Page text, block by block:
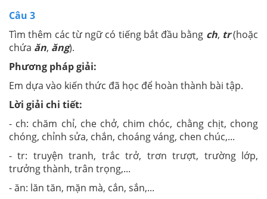
Câu 3
Tìm thêm các từ ngữ có tiếng bắt đầu bằng ch, tr(hoặc
chứa ăn, ăng).
Phương pháp giải:
Em dựa vào kiến thức đã học để hoàn thành bài tập.
Lời giải chi tiết:
- ch: chăm chỉ, che chở, chim chóc, chằng chịt, chong
chóng, chỉnh sửa, chắn, choáng váng, chen chúc,...
- tr: truyện tranh, trắc trở, trơn trượt, trường lớp,
trưởng thành, trân trọng,...
- ăn: lăn tăn, mặn mà, cắn, sắn,...